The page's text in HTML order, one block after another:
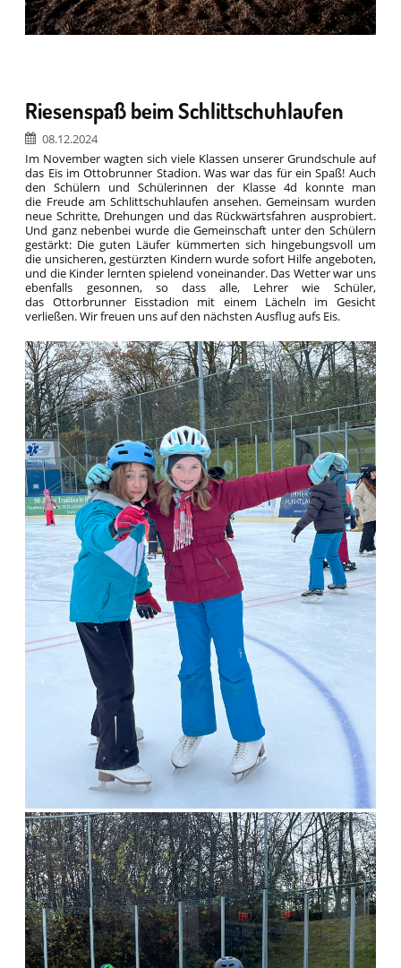
Riesenspaß beim Schlittschuhlaufen
08.12.2024
Im November wagten sich viele Klassen unserer Grundschule auf
das Eis im Ottobrunner Stadion. Was war das für ein Spaß! Auch
den Schülern und Schülerinnen der Klasse 4d konnte man
die Freude am Schlittschuhlaufen ansehen. Gemeinsam wurden
neue Schritte, Drehungen und das Rückwärtsfahren ausprobiert.
Und ganz nebenbei wurde die Gemeinschaft unter den Schülern
gestärkt: Die guten Läufer kümmerten sich hingebungsvoll um
die unsicheren, gestürzten Kindern wurde sofort Hilfe angeboten,
und die Kinder lernten spielend voneinander. Das Wetter war uns
ebenfalls gesonnen, so dass alle, Lehrer wie Schüler,
das Ottorbrunner Eisstadion mit einem Lächeln im Gesicht
verließen. Wir freuen uns auf den nächsten Ausflug aufs Eis.